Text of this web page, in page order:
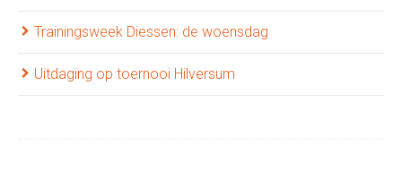
Trainingsweek Diessen: de woensdag
Uitdaging op toernooi Hilversum